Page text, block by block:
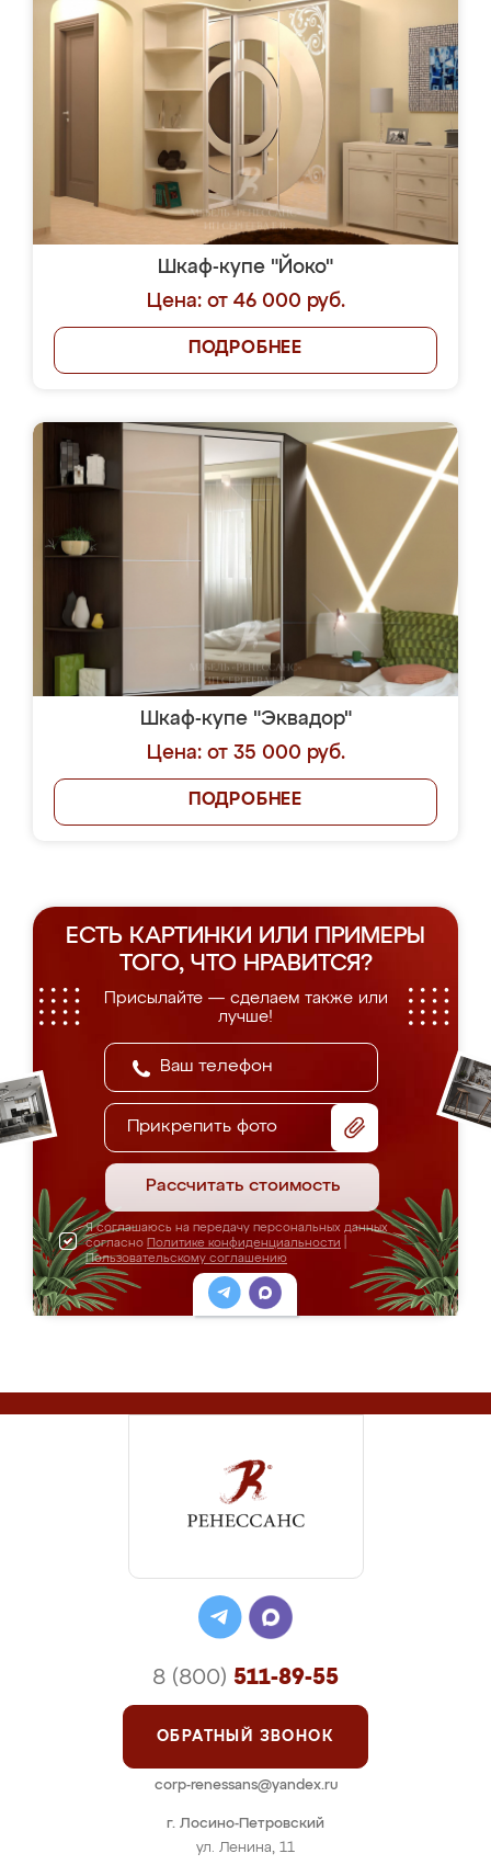
Шкаф-купе "Йоко"
Цена: от 46 000 руб.
ПОДРОБНЕЕ
Шкаф-купе "Эквадор"
Цена: от 35 000 руб.
ПОДРОБНЕЕ
ЕСТЬ КАРТИНКИ ИЛИ ПРИМЕРЫ
ТОГО, ЧТО НРАВИТСЯ?
Присылайте — сделаем также или
лучше!
Прикрепить фото
Рассчитать стоимость
Я соглашаюсь на передачу персональных данных
согласно Политике конфиденциальности
Пользовательскому соглашению
г. Лосино-Петровский
ул. Ленина, 11
8 (800) 511-89-55
ОБРАТНЫЙ ЗВОНОК
corp-renessans@yandex.ru